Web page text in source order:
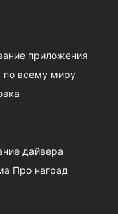
приложения
по всему миру
дайвера
Про наград